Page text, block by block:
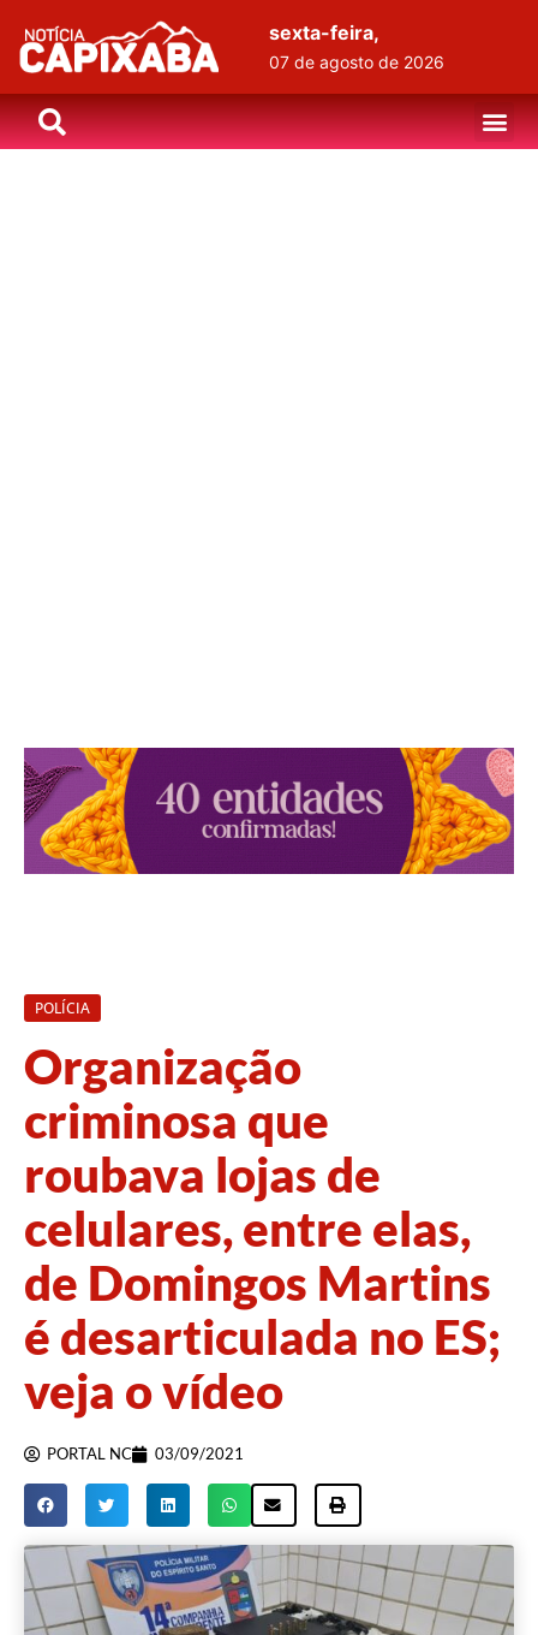
sexta-feira,
07 de agosto de 2026
POLÍCIA
Organização
criminosa que
roubava lojas de
celulares, entre elas,
de Domingos Martins
é desarticulada no ES;
veja o vídeo
PORTAL NC 03/09/2021